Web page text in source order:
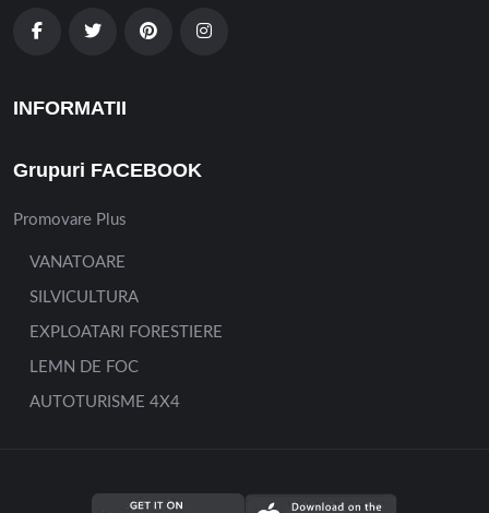
INFORMATII
Grupuri FACEBOOK
Promovare Plus
VANATOARE
SILVICULTURA
EXPLOATARI FORESTIERE
LEMN DE FOC
AUTOTURISME 4X4